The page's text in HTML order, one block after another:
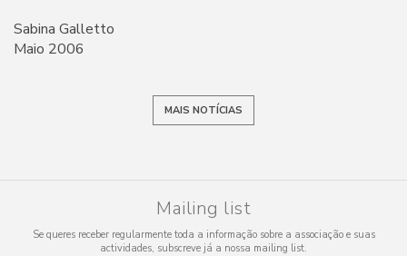
Sabina Galletto
Maio 2006
MAIS NOTÍCIAS
Mailing list
Se queres receber regularmente toda a informação sobre a associação e suas
actividades, subscreve já a nossa mailing list.